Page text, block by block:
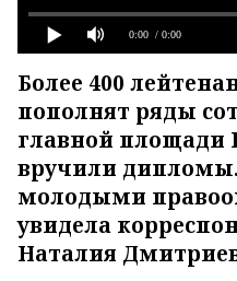
0:00 / 0:00
Более 400
пополнят ряды
главной площади
вручили дипломы.
молодыми
увидела
Наталия